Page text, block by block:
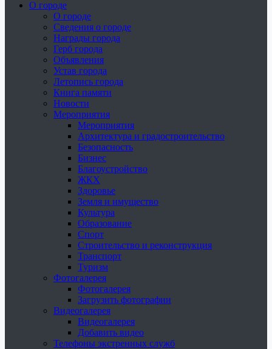
О городе
О городе
Сведения о городе
Награды города
Герб города
Объявления
Устав города
Летопись города
Книга памяти
Новости
Мероприятия
Мероприятия
Архитектура и градостроительство
Безопасность
Бизнес
Благоустройство
ЖКХ
Здоровье
Земля и имущество
Культура
Образование
Спорт
Строительство и реконструкция
Транспорт
Туризм
Фотогалерея
Фотогалерея
Загрузить фотографии
Видеогалерея
Видеогалерея
Добавить видео
Телефоны экстренных служб